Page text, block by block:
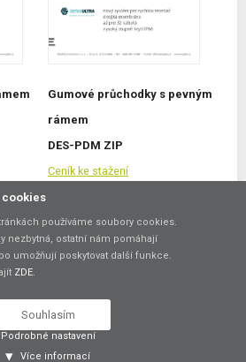
Gumové průchodky s pevným
rámem
DES-PDM ZIP
Ceník ke stažení
cookies
používáme soubory cookies.
nezbytná, ostatní nám pomáhají
umožňují poskytovat další funkce.
ZDE.
Souhlasím
Podrobné nastavení
Více informací